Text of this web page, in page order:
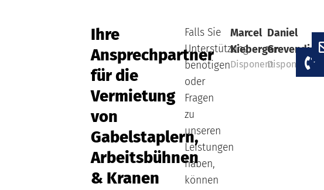
Ihre
Ansprechpartner
für die
Vermietung
von
Gabelstaplern,
Arbeitsbühnen
& Kranen
Falls Sie
Unterstützung
benötigen
oder
Fragen
zu
unseren
Leistungen
haben,
können
Marcel
Kieberger
Disponent
Daniel
Grevendick
Disponent